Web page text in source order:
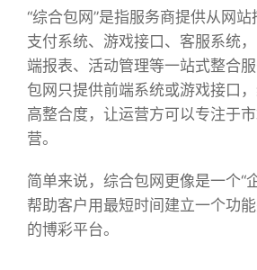
“综合包网”是指服务商提供从网站
支付系统、游戏接口、客服系统
端报表、活动管理等一站式整合
包网只提供前端系统或游戏接口
高整合度，让运营方可以专注于
营。
简单来说，综合包网更像是一个“
帮助客户用最短时间建立一个功
的博彩平台。